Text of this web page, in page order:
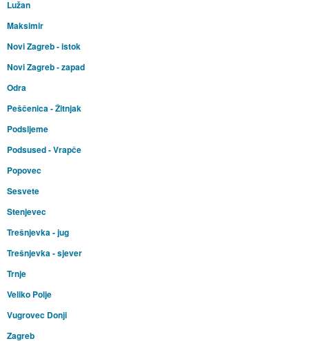
Lužan
Maksimir
Novi Zagreb - istok
Novi Zagreb - zapad
Odra
Peščenica - Žitnjak
Podsljeme
Podsused - Vrapče
Popovec
Sesvete
Stenjevec
Trešnjevka - jug
Trešnjevka - sjever
Trnje
Veliko Polje
Vugrovec Donji
Zagreb